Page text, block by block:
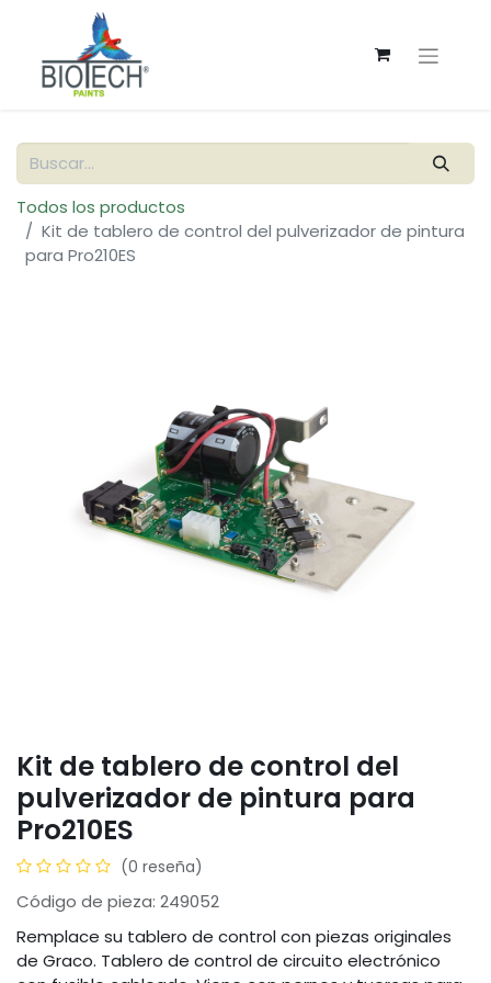
Todos los productos
Kit de tablero de control del pulverizador de pintura
para Pro210ES
Kit de tablero de control del
pulverizador de pintura para
Pro210ES
(0 reseña)
Código de pieza: 249052
Remplace su tablero de control con piezas originales
de Graco. Tablero de control de circuito electrónico